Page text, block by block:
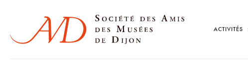
ACTIVITÉS